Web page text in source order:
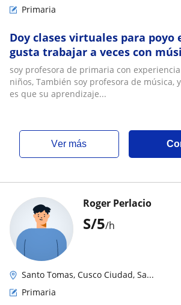
Primaria
Doy clases virtuales para poyo
gusta trabajar a veces con
algunos recursos que les
soy profesora de primaria con
niños, También soy profesora de música,
es que su aprendizaje...
ver más
S/5/h
Roger Perlacio
Santo Tomas, Cusco Ciudad, Sa...
Primaria